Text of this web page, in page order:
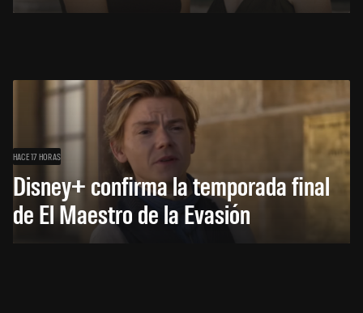
HACE 17 HORAS
Disney+ confirma la temporada final
de El Maestro de la Evasión